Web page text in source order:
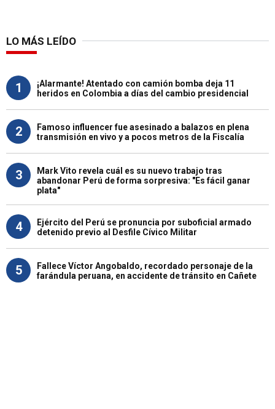
LO MÁS LEÍDO
1
¡Alarmante! Atentado con camión bomba deja 11
heridos en Colombia a días del cambio presidencial
2
Famoso influencer fue asesinado a balazos en plena
transmisión en vivo y a pocos metros de la Fiscalía
3
Mark Vito revela cuál es su nuevo trabajo tras
abandonar Perú de forma sorpresiva: "Es fácil ganar
plata"
4
Ejército del Perú se pronuncia por suboficial armado
detenido previo al Desfile Cívico Militar
5
Fallece Víctor Angobaldo, recordado personaje de la
farándula peruana, en accidente de tránsito en Cañete